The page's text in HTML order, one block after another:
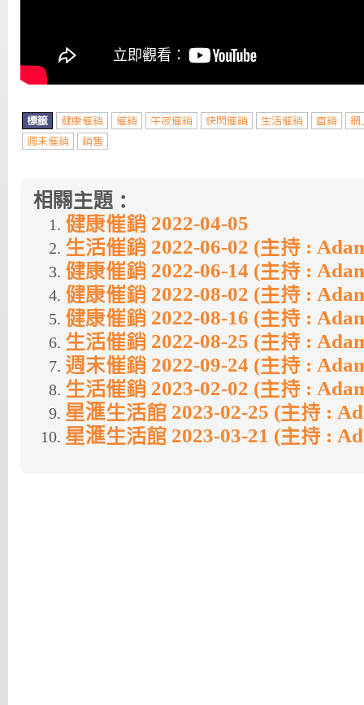
標籤 健康催銷 催銷 午夜催銷 快閃催銷 生活催銷 直銷
網
週末催銷
銷售
相關主題：
健康催銷 2022-04-05
生活催銷 2022-06-02 (主持 :
健康催銷 2022-06-14 (主持 :
健康催銷 2022-08-02 (主持 :
健康催銷 2022-08-16 (主持 :
生活催銷 2022-08-25 (主持 :
週末催銷 2022-09-24 (主持 :
生活催銷 2023-02-02 (主持 :
星滙生活館 2023-02-25 (主持 :
星滙生活館 2023-03-21 (主持 :